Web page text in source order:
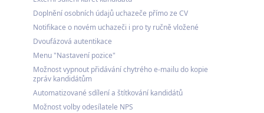
Doplnění osobních údajů uchazeče přímo ze CV
Notifikace o novém uchazeči i pro ty ručně vložené
Dvoufázová autentikace
Menu "Nastavení pozice"
Možnost vypnout přidávání chytrého e-mailu do kopie
zpráv kandidátům
Automatizované sdílení a štítkování kandidátů
Možnost volby odesílatele NPS